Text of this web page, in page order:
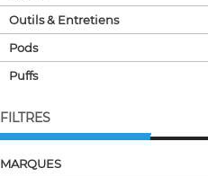
Outils & Entretiens
Pods
Puffs
Cartouches Pods
Coton Mèche
FILTRES
MARQUES